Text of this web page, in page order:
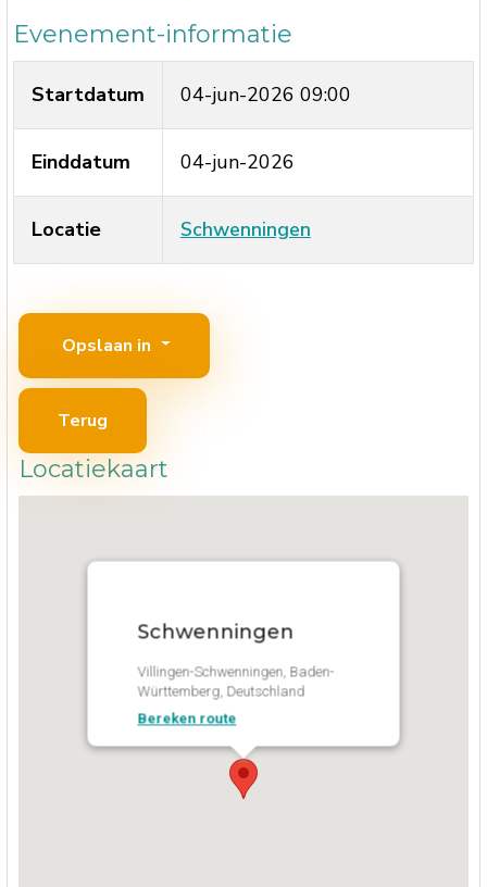
Evenement-informatie
Startdatum 04-jun-2026 09:00
Einddatum 04-jun-2026
Locatie Schwenningen
Opslaan in
Terug
Locatiekaart
Schwenningen
Villingen-Schwenningen, Baden-
Württemberg, Deutschland
Bereken route